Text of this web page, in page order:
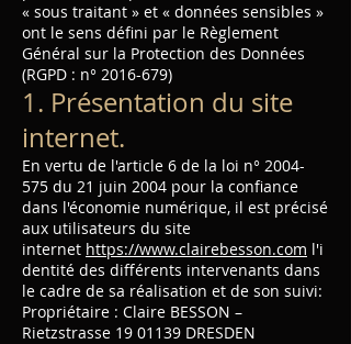
« sous traitant » et « données sensibles »
ont le sens défini par le Règlement
Général sur la Protection des Données
(RGPD : n° 2016-679)
1. Présentation du site
internet.
En vertu de l'article 6 de la loi n° 2004-
575 du 21 juin 2004 pour la confiance
dans l'économie numérique, il est précisé
aux utilisateurs du site
internet https://www.clairebesson.com l'i
dentité des différents intervenants dans
le cadre de sa réalisation et de son suivi:
Propriétaire : Claire BESSON –
Rietzstrasse 19 01139 DRESDEN